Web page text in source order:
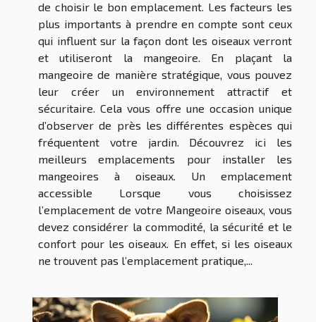
de choisir le bon emplacement. Les facteurs les
plus importants à prendre en compte sont ceux
qui influent sur la façon dont les oiseaux verront
et utiliseront la mangeoire. En plaçant la
mangeoire de manière stratégique, vous pouvez
leur créer un environnement attractif et
sécuritaire. Cela vous offre une occasion unique
d’observer de près les différentes espèces qui
fréquentent votre jardin. Découvrez ici les
meilleurs emplacements pour installer les
mangeoires à oiseaux. Un emplacement
accessible Lorsque vous choisissez
l’emplacement de votre Mangeoire oiseaux, vous
devez considérer la commodité, la sécurité et le
confort pour les oiseaux. En effet, si les oiseaux
ne trouvent pas l’emplacement pratique,...